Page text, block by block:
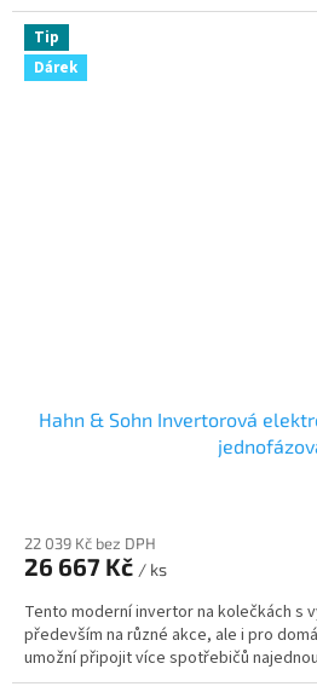
Tip
Dárek
Hahn & Sohn Invertorová
22 039 Kč bez DPH
26 667 Kč / ks
Tento moderní invertor na kolečkách s
především na různé akce, ale i pro
umožní připojit více spotřebičů